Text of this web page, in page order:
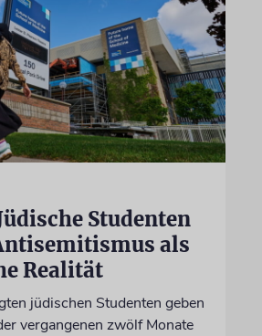
Studenten
als
Realität
jüdischen Studenten geben
vergangenen zwölf Monate